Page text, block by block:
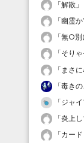
「解散 」
「幽霊か
「無○別
「そり
「 まさ
「毒き
「ジャ
「炎上
「カー